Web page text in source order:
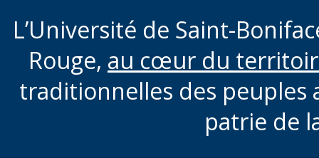
L’Université de Saint-
Rouge, au cœur du
traditionnelles des peuples
patrie de